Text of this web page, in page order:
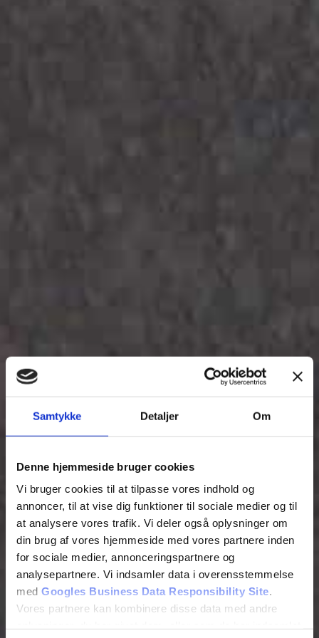
Samtykke Detaljer Om
Denne hjemmeside bruger cookies
Vi bruger cookies til at tilpasse vores indhold og
annoncer, til at vise dig funktioner til sociale medier og til
at analysere vores trafik. Vi deler også oplysninger om
din brug af vores hjemmeside med vores partnere inden
for sociale medier, annonceringspartnere og
analysepartnere. Vi indsamler data i overensstemmelse
med Googles Business Data Responsibility Site.
Vores partnere kan kombinere disse data med andre